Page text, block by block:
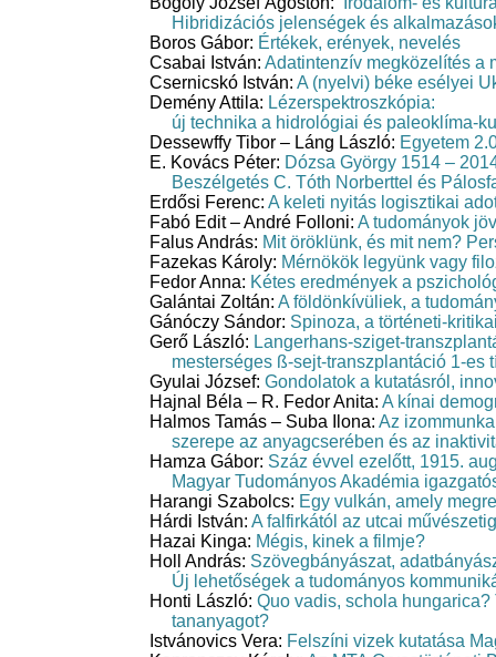
Hibridizációs jelenségek és
Boros Gábor: Értékek, erények, nevelés
Csabai István: Adatintenzív megközelítés a
Csernicskó István: A (nyelvi) béke esélyei
Demény Attila: Lézerspektroszkópia:
új technika a hidrológiai és paleoklíma-
Dessewffy Tibor – Láng László: Egyetem
E. Kovács Péter: Dózsa György 1514 –
Beszélgetés C. Tóth Norberttel és
Erdősi Ferenc: A keleti nyitás logisztikai
Fabó Edit – André Folloni: A tudományok
Falus András: Mit öröklünk, és mit nem?
Fazekas Károly: Mérnökök legyünk vagy
Fedor Anna: Kétes eredmények a
Galántai Zoltán: A földönkívüliek, a
Gánóczy Sándor: Spinoza, a történeti-
Gerő László: Langerhans-sziget-
mesterséges ß-sejt-transzplantáció 1-es
Gyulai József: Gondolatok a kutatásról,
Hajnal Béla – R. Fedor Anita: A kínai
Halmos Tamás – Suba Ilona: Az
szerepe az anyagcserében és az
Hamza Gábor: Száz évvel ezelőtt, 1915.
Magyar Tudományos Akadémia
Harangi Szabolcs: Egy vulkán, amely
Hárdi István: A falfirkától az utcai
Hazai Kinga: Mégis, kinek a filmje?
Holl András: Szövegbányászat,
Új lehetőségek a tudományos
Honti László: Quo vadis, schola
tananyagot?
Istvánovics Vera: Felszíni vizek kutatása